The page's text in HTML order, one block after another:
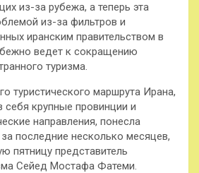
из-за рубежа, а теперь эта
из-за фильтров и
иранским правительством в
ведет к сокращению
туризма.
туристического маршрута Ирана,
себя крупные провинции и
направления, понесла
последние несколько месяцев,
пятницу представитель
Сейед Мостафа Фатеми.